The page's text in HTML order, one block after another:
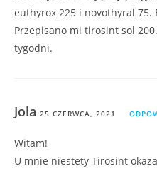
euthyrox 225 i novothyral 75.
Przepisano mi tirosint sol
tygodni.
Jola 25 CZERWCA, 2021
Witam!
U mnie niestety Tirosint